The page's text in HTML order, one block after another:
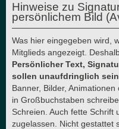
Hinweise zu
persönlichem Bild
Was hier eingegeben wird,
Mitglieds angezeigt.
Persönlicher Text,
sollen unaufdringlich
Banner, Bilder,
in Großbuchstaben
Schreien. Auch fette Schrift
zugelassen. Nicht gestattet